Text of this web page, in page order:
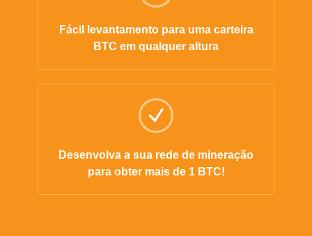
Fácil levantamento para uma carteira
BTC em qualquer altura
Desenvolva a sua rede de mineração
para obter mais de 1 BTC!